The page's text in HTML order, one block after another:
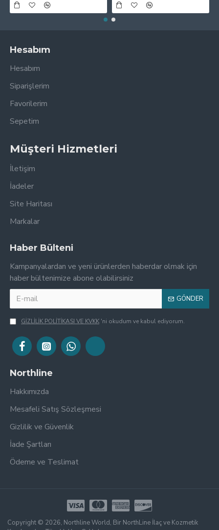
Hesabım
Hesabım
Siparişlerim
Favorilerim
Sepetim
Müşteri Hizmetleri
İletişim
İadeler
Site Haritası
Markalar
Haber Bülteni
Kampanyalardan ve yeni ürünlerden haberdar olmak için
haber bültenimize abone olabilirsiniz
GÖNDER
GİZLİLİK POLİTİKASI VE KVKK 'ni okudum ve kabul ediyorum.
Northline
Hakkımızda
Mesafeli Satış Sözleşmesi
Gizlilik ve Güvenlik
İade Şartları
Ödeme ve Teslimat
Copyright © 2026, Northline World, Bir NorthLine İlaç ve Kozmetik